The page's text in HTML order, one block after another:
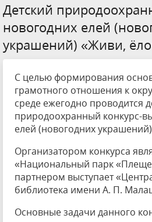
Детский
новогодних елей
украшений) «Живи,
С целью формирования
грамотного отношения к
среде ежегодно проводится
природоохранный конкурс-
елей (новогодних
Организатором конкурса
«Национальный парк
партнером выступает
библиотека имени А. П.
Основные задачи данного